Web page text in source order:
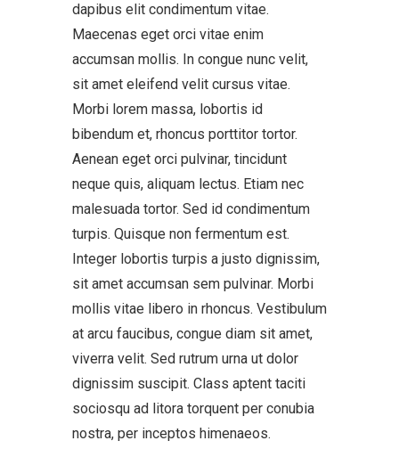
dapibus elit condimentum vitae.
Maecenas eget orci vitae enim
accumsan mollis. In congue nunc velit,
sit amet eleifend velit cursus vitae.
Morbi lorem massa, lobortis id
bibendum et, rhoncus porttitor tortor.
Aenean eget orci pulvinar, tincidunt
neque quis, aliquam lectus. Etiam nec
malesuada tortor. Sed id condimentum
turpis. Quisque non fermentum est.
Integer lobortis turpis a justo dignissim,
sit amet accumsan sem pulvinar. Morbi
mollis vitae libero in rhoncus. Vestibulum
at arcu faucibus, congue diam sit amet,
viverra velit. Sed rutrum urna ut dolor
dignissim suscipit. Class aptent taciti
sociosqu ad litora torquent per conubia
nostra, per inceptos himenaeos.